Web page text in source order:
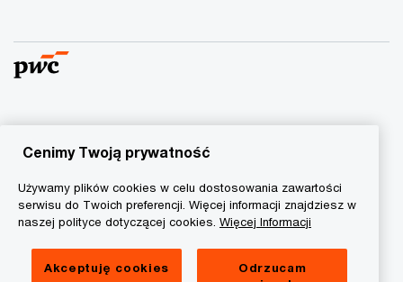
© 2015 - 2026 PwC. Wszelkie prawa zastrzeżone. Nazwa
PwC odnosi się do firm wchodzących w skład sieci PwC, z
informacji na stroniewww.pwc.com/structure.
Informacja o ciasteczkach
Cenimy Twoją prywatność
Używamy plików cookies w celu dostosowania zawartości
serwisu do Twoich preferencji. Więcej informacji znajdziesz w
naszej polityce dotyczącej cookies. Więcej Informacji
Akceptuję cookies
Odrzucam